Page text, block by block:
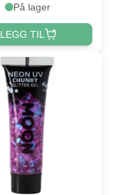
På lager
LEGG TIL